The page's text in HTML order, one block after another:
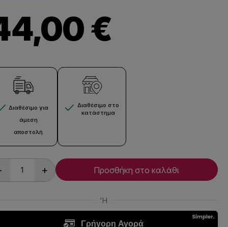
€
Διαθέσιμο για
άμεση
αποστολή
Διαθέσιμο στο
κατάστημα
+ Προσθήκη στο καλάθι